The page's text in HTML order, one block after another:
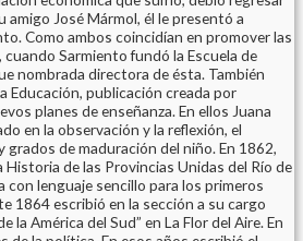
amigo José Mármol, él le presentó a
Como ambos coincidían en promover las
Sarmiento fundó la Escuela de
nombrada directora de ésta. También
Educación, publicación creada por
planes de enseñanza. En ellos Juana
en la observación y la reflexión, el
grados de maduración del niño. En 1862,
Historia de las Provincias Unidas del Río de
con lenguaje sencillo para los primeros
1864 escribió en la sección a su cargo
América del Sud” en La Flor del Aire. En